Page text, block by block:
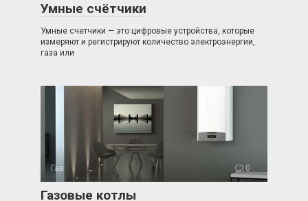
Умные счётчики
Умные счетчики — это цифровые устройства, которые
измеряют и регистрируют количество электроэнергии,
газа или
Газ 0
Газовые котлы